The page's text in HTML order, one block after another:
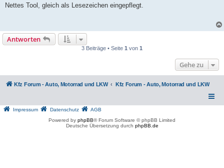
i
Nettes Tool, gleich als Lesezeichen eingepflegt.
Antworten
3 Beiträge • Seite 1 von 1
Gehe zu
Kfz Forum - Auto, Motorrad und LKW Kfz Forum - Auto, Motorrad und LKW
Impressum Datenschutz
AGB
Powered by phpBB® Forum Software © phpBB Limited
Deutsche Übersetzung durch phpBB.de